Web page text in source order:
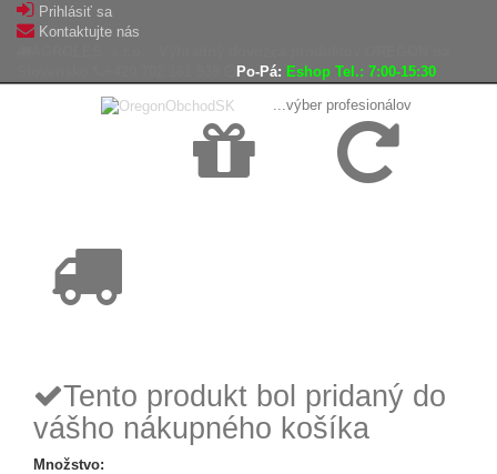
Prihlásiť sa
Kontaktujte nás
Po-Pá: Eshop Tel.: 7:00-15:30
...výber profesionálov
Tento produkt bol pridaný do
vášho nákupného košíka
Množstvo: